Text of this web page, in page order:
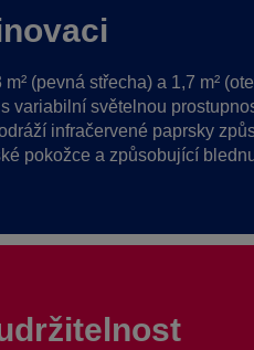
(pevná střecha) a 1,7 m²
variabilní světelnou
infračervené paprsky
pokožce a způsobující